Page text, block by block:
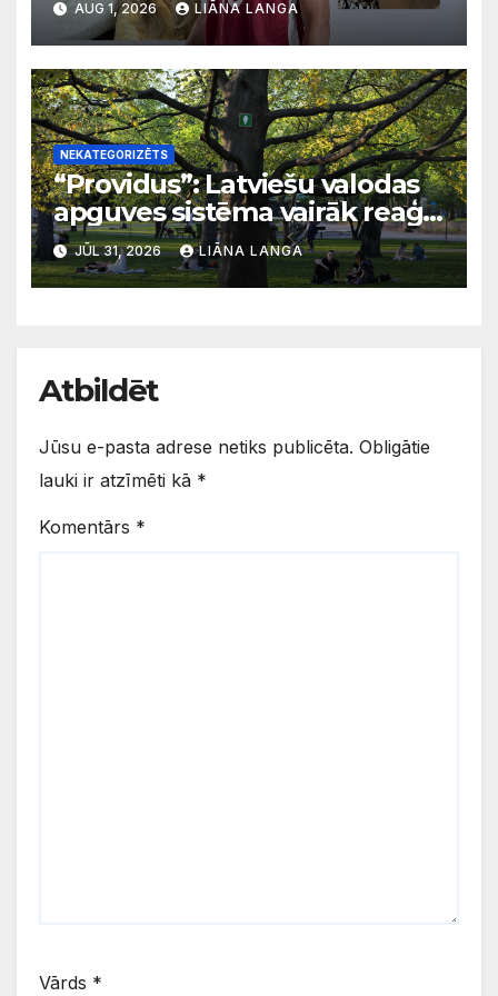
latviešu valodu
AUG 1, 2026 LIĀNA LANGA
NEKATEGORIZĒTS
“Providus”: Latviešu valodas
apguves sistēma vairāk reaģē
uz krīzēm nekā ilgtermiņa
migrācijas tendencēm
JŪL 31, 2026 LIĀNA LANGA
Atbildēt
Jūsu e-pasta adrese netiks publicēta. Obligātie
lauki ir atzīmēti kā *
Komentārs *
Vārds *